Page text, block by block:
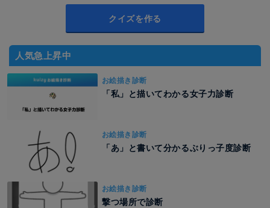
クイズを作る
人気急上昇中
お絵描き診断
「私」と描いてわかる女子力診断
お絵描き診断
「あ」と書いて分かるぶりっ子度診断
お絵描き診断
撃つ場所で診断